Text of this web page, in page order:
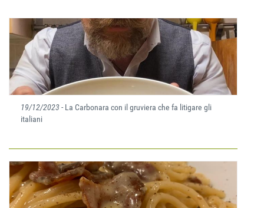
19/12/2023- La Carbonara con il gruviera che fa litigare gli
italiani